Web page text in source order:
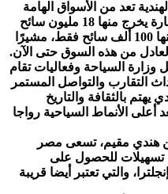
تعد من الأسواق الهامة
والواعدة بالنسبة لمصر، فهي تعدو قارة يخرج منها 18 مليون سائح
سنويا يجوبون العالم، ونسبة مصر منها 100 ألف سائح فقط، مشيرًا
من هذه السوق حتى الآن.
السياحة وفعاليات تقام
التقارب والتواصل المستمر
بالثقافة والتاريخ
أعلى الأنماط السياحية رواجا
دول الخليج بها ٩ ملايين هندي مقيم، تسعى مصر
تسهيلات للحصول على
والتي تعتبر أيضا قريبة